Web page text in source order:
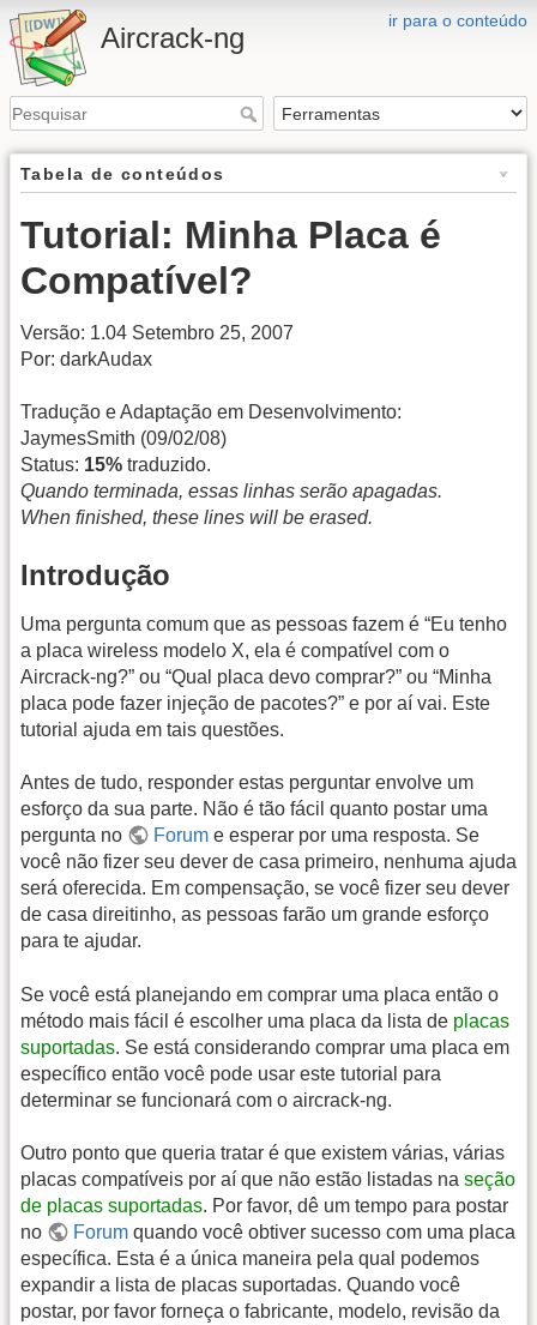
ir para o conteúdo
Aircrack-ng
Tabela de conteúdos
Tutorial: Minha Placa é
Compatível?
Versão: 1.04 Setembro 25, 2007
Por: darkAudax
Tradução e Adaptação em Desenvolvimento:
JaymesSmith (09/02/08)
Status: 15% traduzido.
Quando terminada, essas linhas serão apagadas.
When finished, these lines will be erased.
Introdução
Uma pergunta comum que as pessoas fazem é “Eu tenho
a placa wireless modelo X, ela é compatível com o
Aircrack-ng?” ou “Qual placa devo comprar?” ou “Minha
placa pode fazer injeção de pacotes?” e por aí vai. Este
tutorial ajuda em tais questões.
Antes de tudo, responder estas perguntar envolve um
esforço da sua parte. Não é tão fácil quanto postar uma
pergunta no
Forum e esperar por uma resposta. Se
você não fizer seu dever de casa primeiro, nenhuma ajuda
será oferecida. Em compensação, se você fizer seu dever
de casa direitinho, as pessoas farão um grande esforço
para te ajudar.
Se você está planejando em comprar uma placa então o
método mais fácil é escolher uma placa da lista de placas
suportadas. Se está considerando comprar uma placa em
específico então você pode usar este tutorial para
determinar se funcionará com o aircrack-ng.
Outro ponto que queria tratar é que existem várias, várias
placas compatíveis por aí que não estão listadas na seção
de placas suportadas. Por favor, dê um tempo para postar
no
Forum quando você obtiver sucesso com uma placa
específica. Esta é a única maneira pela qual podemos
expandir a lista de placas suportadas. Quando você
postar, por favor forneça o fabricante, modelo, revisão da